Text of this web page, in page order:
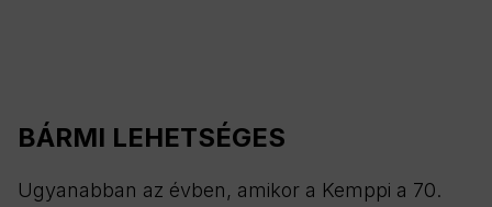
BÁRMI LEHETSÉGES
Ugyanabban az évben, amikor a Kemppi a 70.